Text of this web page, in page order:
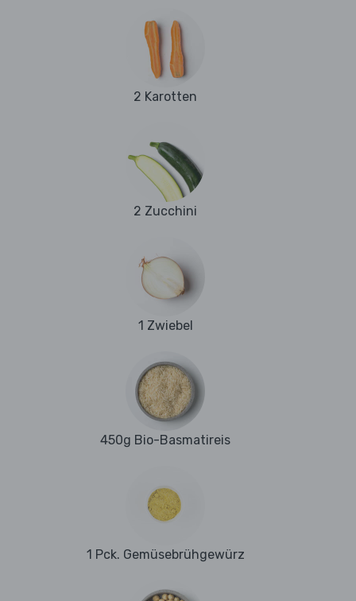
2 Karotten
2 Zucchini
1 Zwiebel
450g Bio-Basmatireis
1 Pck. Gemüsebrühgewürz